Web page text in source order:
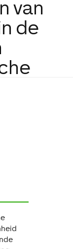
van
de